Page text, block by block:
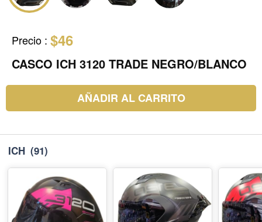
Precio : $46
CASCO ICH 3120 TRADE NEGRO/BLANCO
AÑADIR AL CARRITO
ICH (91)